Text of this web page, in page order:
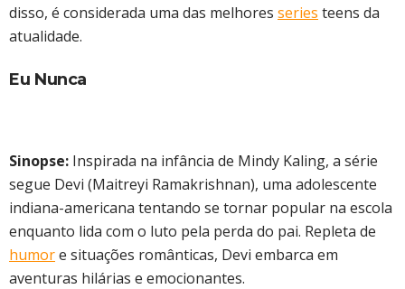
disso, é considerada uma das melhores series teens da
atualidade.
Eu Nunca
Sinopse: Inspirada na infância de Mindy Kaling, a série
segue Devi (Maitreyi Ramakrishnan), uma adolescente
indiana-americana tentando se tornar popular na escola
enquanto lida com o luto pela perda do pai. Repleta de
humore situações românticas, Devi embarca em
aventuras hilárias e emocionantes.